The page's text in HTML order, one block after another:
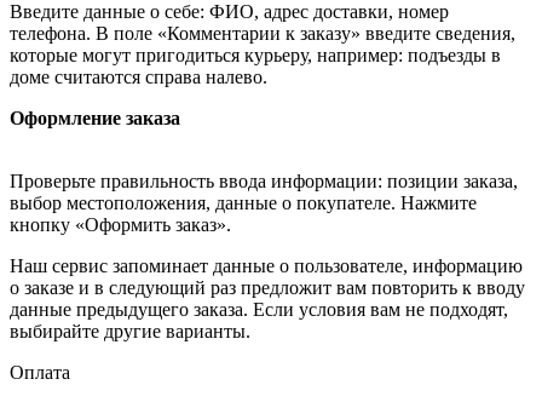
Введите данные о себе: ФИО, адрес доставки, номер
телефона. В поле «Комментарии к заказу» введите сведения,
которые могут пригодиться курьеру, например: подъезды в
доме считаются справа налево.
Оформление заказа
Проверьте правильность ввода информации: позиции заказа,
выбор местоположения, данные о покупателе. Нажмите
кнопку «Оформить заказ».
Наш сервис запоминает данные о пользователе, информацию
о заказе и в следующий раз предложит вам повторить к вводу
данные предыдущего заказа. Если условия вам не подходят,
выбирайте другие варианты.
Оплата